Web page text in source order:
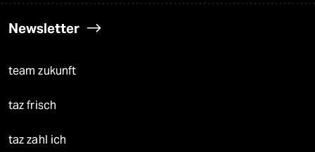
Newsletter
team zukunft
taz frisch
taz zahl ich